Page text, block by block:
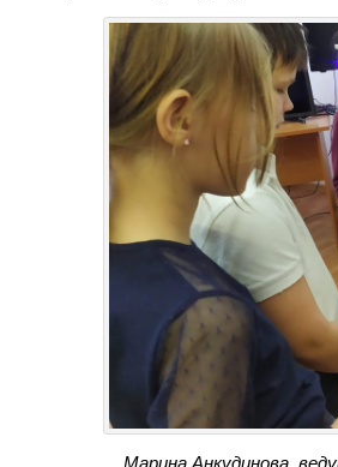
Марина Анкудинова,